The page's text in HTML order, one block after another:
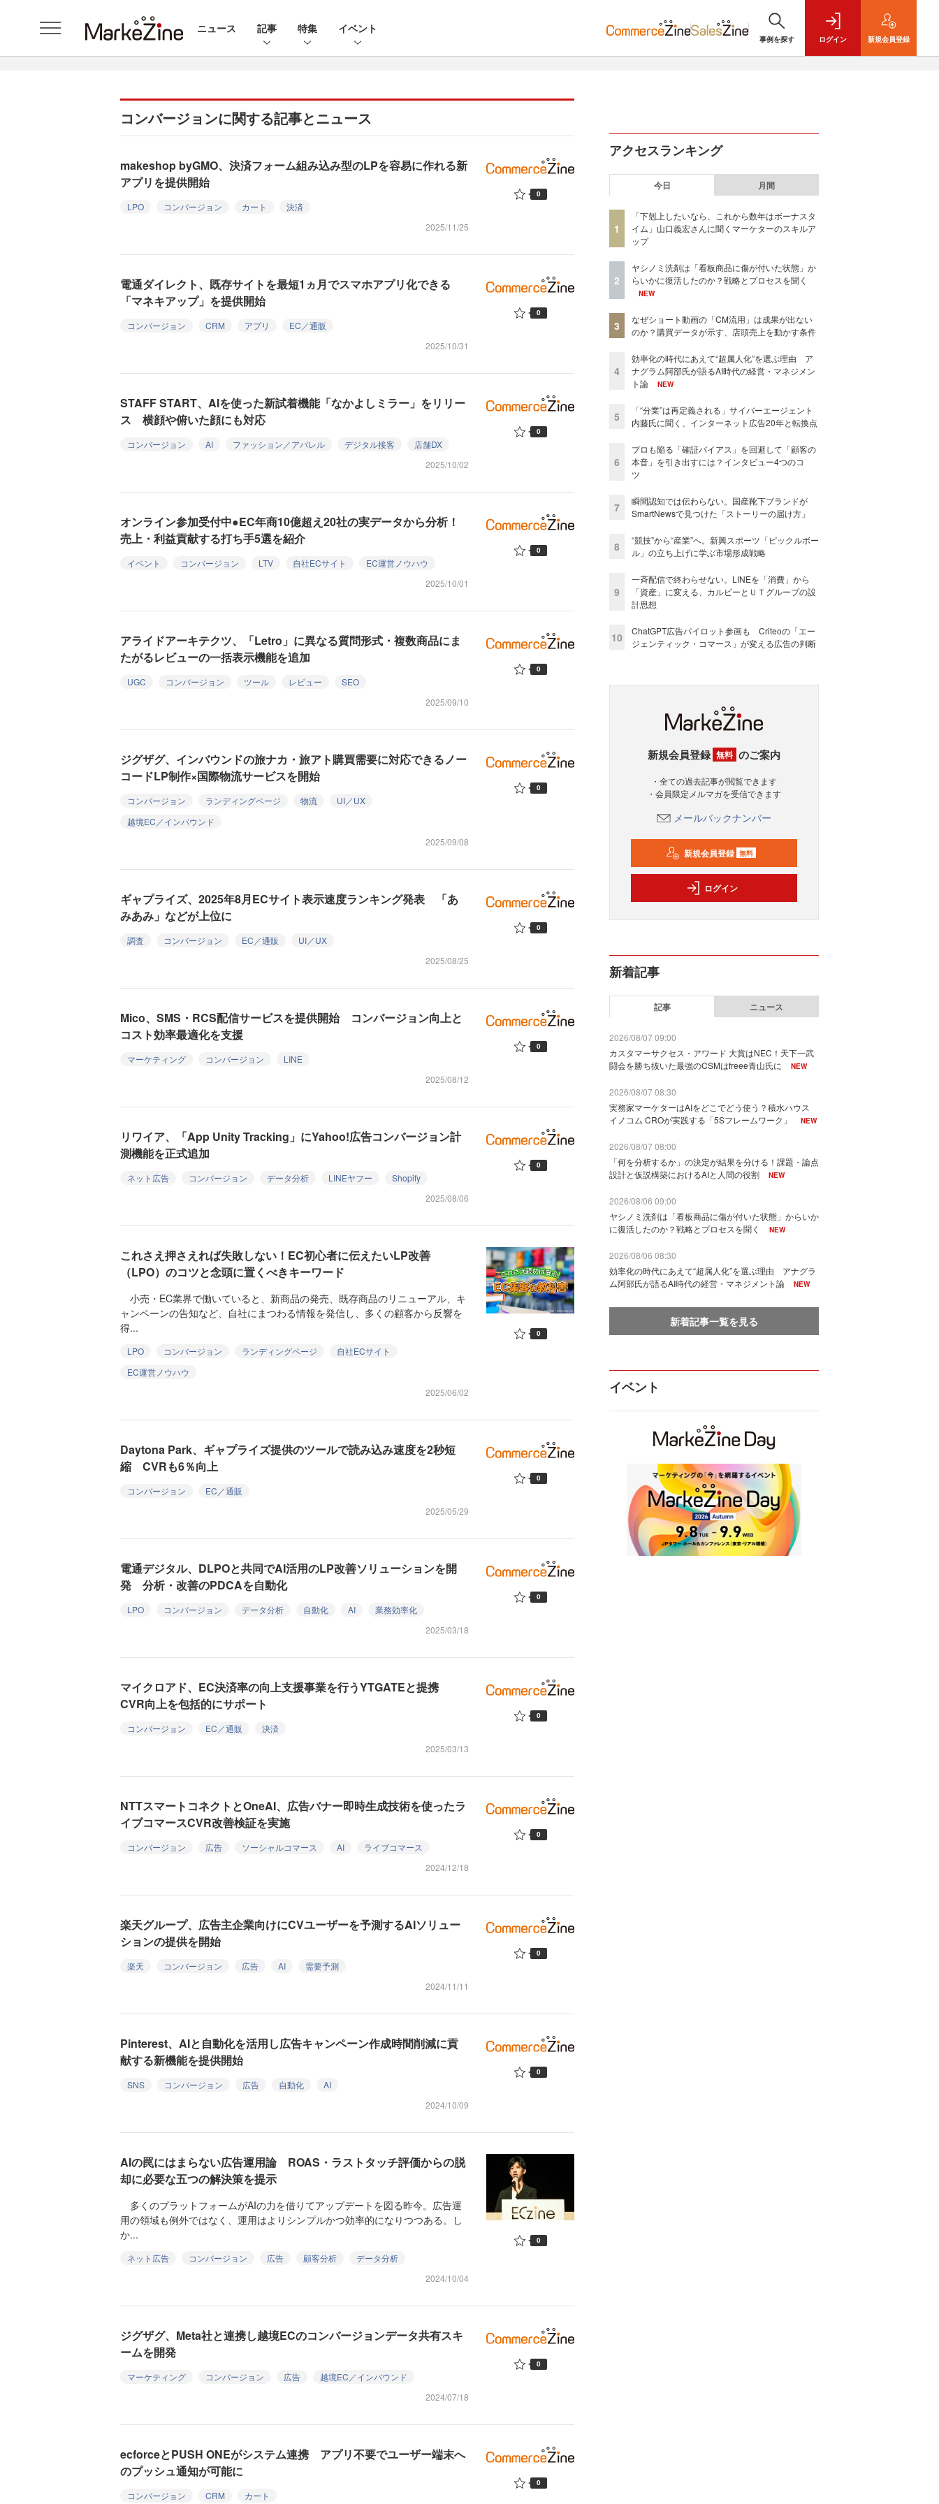
ニュース 記事 特集 イベント
事例を探す ログイン 新規会員登録
コンバージョンに関する記事とニュース
makeshop byGMO、決済フォーム組み込み型のLPを容易に作れる新
アプリを提供開始
LPO コンバージョン カート
決済
2025/11/25
0
電通ダイレクト、既存サイトを最短1ヵ月でスマホアプリ化できる
「マネキアップ」を提供開始
コンバージョン CRM アプリ
EC／通販
2025/10/31
0
STAFF START、AIを使った新試着機能「なかよしミラー」をリリー
ス 横顔や俯いた顔にも対応
コンバージョン AI ファッション／アパレル デジタル接客
店舗DX
2025/10/02
0
オンライン参加受付中●EC年商10億超え20社の実データから分析！
売上・利益貢献する打ち手5選を紹介
イベント コンバージョン LTV 自社ECサイト
EC運営ノウハウ
2025/10/01
0
アライドアーキテクツ、「Letro」に異なる質問形式・複数商品にま
たがるレビューの一括表示機能を追加
UGC コンバージョン ツール レビュー
SEO
2025/09/10
0
ジグザグ、インバウンドの旅ナカ・旅アト購買需要に対応できるノー
コードLP制作×国際物流サービスを開始
コンバージョン ランディングページ 物流
UI／UX
越境EC／インバウンド
2025/09/08
0
ギャプライズ、2025年8月ECサイト表示速度ランキング発表 「あ
みあみ」などが上位に
調査 コンバージョン EC／通販
UI／UX
2025/08/25
0
Mico、SMS・RCS配信サービスを提供開始 コンバージョン向上と
コスト効率最適化を支援
マーケティング コンバージョン
LINE
2025/08/12
0
リワイア、「App Unity Tracking」にYahoo!広告コンバージョン計
測機能を正式追加
ネット広告 コンバージョン データ分析 LINEヤフー
Shopify
2025/08/06
0
これさえ押さえれば失敗しない！EC初心者に伝えたいLP改善
（LPO）のコツと念頭に置くべきキーワード
小売・EC業界で働いていると、新商品の発売、既存商品のリニューアル、キ
ャンペーンの告知など、自社にまつわる情報を発信し、多くの顧客から反響を
得...
LPO コンバージョン ランディングページ
自社ECサイト
EC運営ノウハウ
2025/06/02
0
Daytona Park、ギャプライズ提供のツールで読み込み速度を2秒短
縮 CVRも6％向上
コンバージョン
EC／通販
2025/05/29
0
電通デジタル、DLPOと共同でAI活用のLP改善ソリューションを開
発 分析・改善のPDCAを自動化
LPO コンバージョン データ分析 自動化 AI
業務効率化
2025/03/18
0
マイクロアド、EC決済率の向上支援事業を行うYTGATEと提携
CVR向上を包括的にサポート
コンバージョン EC／通販
決済
2025/03/13
0
NTTスマートコネクトとOneAI、広告バナー即時生成技術を使ったラ
イブコマースCVR改善検証を実施
コンバージョン 広告 ソーシャルコマース AI
ライブコマース
2024/12/18
0
楽天グループ、広告主企業向けにCVユーザーを予測するAIソリュー
ションの提供を開始
楽天 コンバージョン 広告 AI
需要予測
2024/11/11
0
Pinterest、AIと自動化を活用し広告キャンペーン作成時間削減に貢
献する新機能を提供開始
SNS コンバージョン 広告 自動化
AI
2024/10/09
0
AIの罠にはまらない広告運用論 ROAS・ラストタッチ評価からの脱
却に必要な五つの解決策を提示
多くのプラットフォームがAIの力を借りてアップデートを図る昨今。広告運
用の領域も例外ではなく、運用はよりシンプルかつ効率的になりつつある。し
か...
ネット広告 コンバージョン 広告 顧客分析
データ分析
2024/10/04
0
ジグザグ、Meta社と連携し越境ECのコンバージョンデータ共有スキ
ームを開発
マーケティング コンバージョン 広告
越境EC／インバウンド
2024/07/18
0
ecforceとPUSH ONEがシステム連携 アプリ不要でユーザー端末へ
のプッシュ通知が可能に
コンバージョン CRM カート
0
アクセスランキング
今日 月間
1
「下剋上したいなら、これから数年はボーナスタ
イム」山口義宏さんに聞くマーケターのスキルア
ップ
2
ヤシノミ洗剤は「看板商品に傷が付いた状態」か
らいかに復活したのか？戦略とプロセスを聞く
NEW
3
なぜショート動画の「CM流用」は成果が出ない
のか？購買データが示す、店頭売上を動かす条件
4
効率化の時代にあえて“超属人化”を選ぶ理由 ア
ナグラム阿部氏が語るAI時代の経営・マネジメン
ト論
NEW
5
「“分業”は再定義される」サイバーエージェント
内藤氏に聞く、インターネット広告20年と転換点
6
プロも陥る「確証バイアス」を回避して「顧客の
本音」を引き出すには？インタビュー4つのコ
ツ
7
瞬間認知では伝わらない。国産靴下ブランドが
SmartNewsで見つけた「ストーリーの届け方」
8
“競技”から“産業”へ。新興スポーツ「ピックルボー
ル」の立ち上げに学ぶ市場形成戦略
9
一斉配信で終わらせない。LINEを「消費」から
「資産」に変える、カルビーとＵＴグループの設
計思想
10
ChatGPT広告パイロット参画も Criteoの「エー
ジェンティック・コマース」が変える広告の判断
新規会員登録 無料 のご案内
・全ての過去記事が閲覧できます
・会員限定メルマガを受信できます
メールバックナンバー
新規会員登録 無料
ログイン
新着記事
記事 ニュース
2026/08/07 09:00
カスタマーサクセス・アワード 大賞はNEC！天下一武
闘会を勝ち抜いた最強のCSMはfreee青山氏に
NEW
2026/08/07 08:30
実務家マーケターはAIをどこでどう使う？積水ハウス
イノコム CROが実践する「5Sフレームワーク」
NEW
2026/08/07 08:00
「何を分析するか」の決定が結果を分ける！課題・論点
設計と仮説構築におけるAIと人間の役割
NEW
2026/08/06 09:00
ヤシノミ洗剤は「看板商品に傷が付いた状態」からいか
に復活したのか？戦略とプロセスを聞く
NEW
2026/08/06 08:30
効率化の時代にあえて“超属人化”を選ぶ理由 アナグラ
ム阿部氏が語るAI時代の経営・マネジメント論
NEW
新着記事一覧を見る
イベント